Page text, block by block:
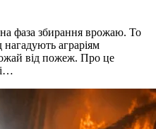
фаза збирання врожаю. То
аграріям
від пожеж. Про це